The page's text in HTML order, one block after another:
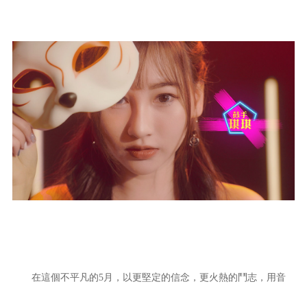
在這個不平凡的5月，以更堅定的信念，更火熱的鬥志，用音